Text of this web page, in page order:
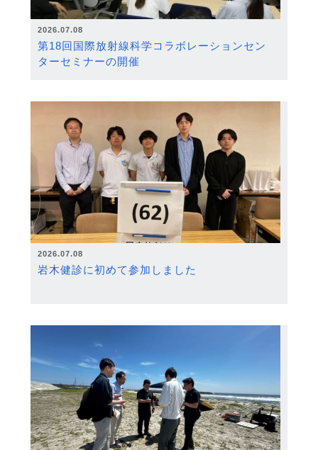
2026.07.08
第18回国際放射線科学コラボレーションセン
ターセミナーの開催
2026.07.08
岩木健診に初めて参加しました